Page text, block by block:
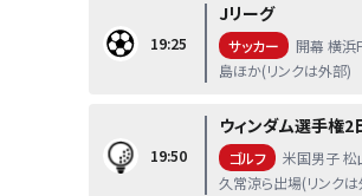
19:25
Jリーグ
サッカー
開幕 横浜
島ほか(リンクは外部)
19:50
ウィンダム選手権2
ゴルフ
米国男子 松
久常涼ら出場(リンク